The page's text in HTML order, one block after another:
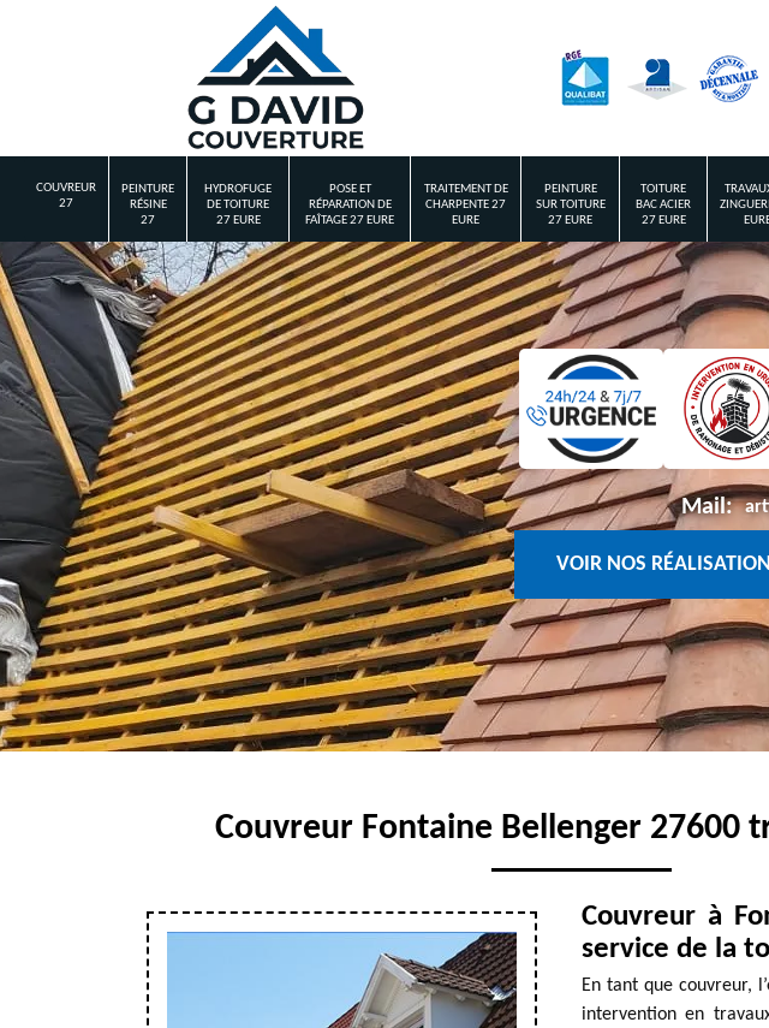
COUVREUR
27
PEINTURE
RÉSINE
27
HYDROFUGE
DE TOITURE
27 EURE
POSE ET
RÉPARATION DE
FAÎTAGE 27 EURE
TRAITEMENT DE
CHARPENTE 27
EURE
PEINTURE
SUR TOITURE
27 EURE
TOITURE
BAC ACIER
27 EURE
Mail:
VOIR NOS
Couvreur Fontaine Bellenger 27600
Couvreur à
service de la
En tant que couvreur,
intervention en